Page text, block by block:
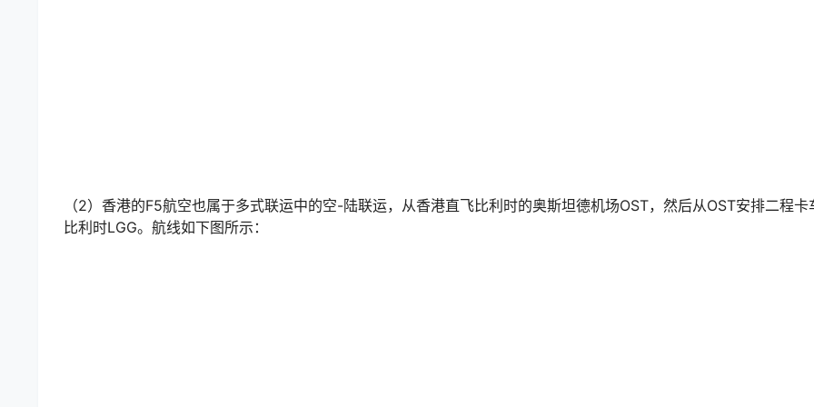
（2）香港的F5航空也属于多式联运中的空-陆联运，从香港直飞比利时的奥斯坦德机场OST，然后从OST安排二程卡
比利时LGG。航线如下图所示：